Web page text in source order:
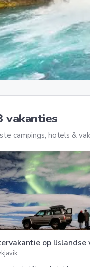
vakanties
campings, hotels &
op IJslandse